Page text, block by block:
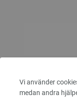
Vi använder
medan andra